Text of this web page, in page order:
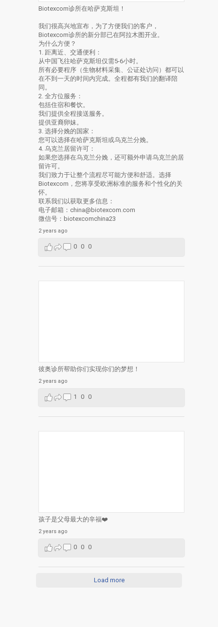
Biotexcom诊所在哈萨克斯坦！
我们很高兴地宣布，为了方便我们的客户，
Biotexcom诊所的新分部已在阿拉木图开业。
为什么方便？
1. 距离近、交通便利：
从中国飞往哈萨克斯坦仅需5-6小时。
所有必要程序（生物材料采集、公证处访问）都可以
在不到一天的时间内完成。全程都有我们的翻译陪
同。
2. 全方位服务：
包括住宿和餐饮。
我们提供全程接送服务。
提供亚裔卵妹。
3. 选择分娩的国家：
您可以选择在哈萨克斯坦或乌克兰分娩。
4. 乌克兰居留许可：
如果您选择在乌克兰分娩，还可额外申请乌克兰的居
留许可。
我们致力于让整个流程尽可能方便和舒适。选择
Biotexcom，您将享受欧洲标准的服务和个性化的关
怀。
联系我们以获取更多信息：
电子邮箱：china@biotexcom.com
微信号：biotexcomchina23
2 years ago
0 0 0
彼奥诊所帮助你们实现你们的梦想！
2 years ago
1 0 0
孩子是父母最大的辛福❤️
2 years ago
0 0 0
Load more